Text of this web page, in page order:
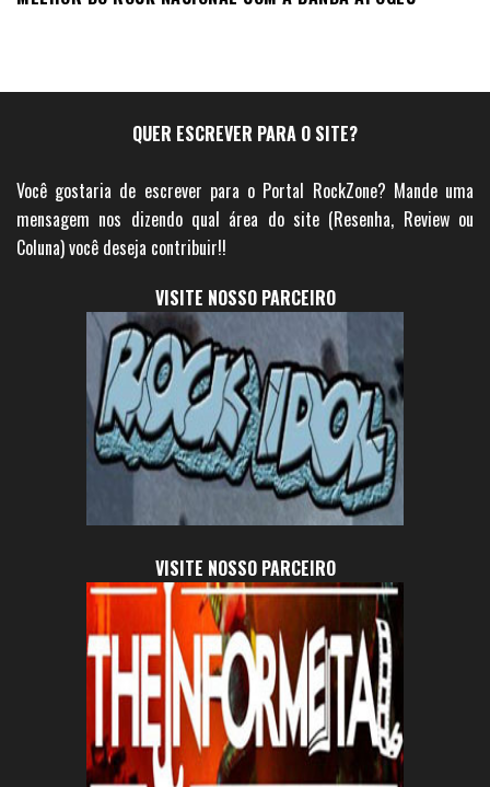
QUER ESCREVER PARA O SITE?
Você gostaria de escrever para o Portal RockZone? Mande uma
mensagem nos dizendo qual área do site (Resenha, Review ou
Coluna) você deseja contribuir!!
VISITE NOSSO PARCEIRO
VISITE NOSSO PARCEIRO